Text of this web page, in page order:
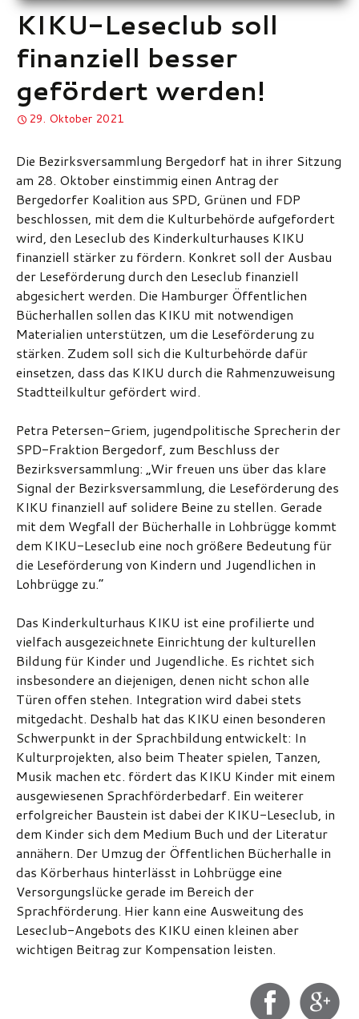
KIKU-Leseclub soll
finanziell besser
gefördert werden!
29. Oktober 2021
Die Bezirksversammlung Bergedorf hat in ihrer Sitzung
am 28. Oktober einstimmig einen Antrag der
Bergedorfer Koalition aus SPD, Grünen und FDP
beschlossen, mit dem die Kulturbehörde aufgefordert
wird, den Leseclub des Kinderkulturhauses KIKU
finanziell stärker zu fördern. Konkret soll der Ausbau
der Leseförderung durch den Leseclub finanziell
abgesichert werden. Die Hamburger Öffentlichen
Bücherhallen sollen das KIKU mit notwendigen
Materialien unterstützen, um die Leseförderung zu
stärken. Zudem soll sich die Kulturbehörde dafür
einsetzen, dass das KIKU durch die Rahmenzuweisung
Stadtteilkultur gefördert wird.
Petra Petersen-Griem, jugendpolitische Sprecherin der
SPD-Fraktion Bergedorf, zum Beschluss der
Bezirksversammlung: „Wir freuen uns über das klare
Signal der Bezirksversammlung, die Leseförderung des
KIKU finanziell auf solidere Beine zu stellen. Gerade
mit dem Wegfall der Bücherhalle in Lohbrügge kommt
dem KIKU-Leseclub eine noch größere Bedeutung für
die Leseförderung von Kindern und Jugendlichen in
Lohbrügge zu.“
Das Kinderkulturhaus KIKU ist eine profilierte und
vielfach ausgezeichnete Einrichtung der kulturellen
Bildung für Kinder und Jugendliche. Es richtet sich
insbesondere an diejenigen, denen nicht schon alle
Türen offen stehen. Integration wird dabei stets
mitgedacht. Deshalb hat das KIKU einen besonderen
Schwerpunkt in der Sprachbildung entwickelt: In
Kulturprojekten, also beim Theater spielen, Tanzen,
Musik machen etc. fördert das KIKU Kinder mit einem
ausgewiesenen Sprachförderbedarf. Ein weiterer
erfolgreicher Baustein ist dabei der KIKU-Leseclub, in
dem Kinder sich dem Medium Buch und der Literatur
annähern. Der Umzug der Öffentlichen Bücherhalle in
das Körberhaus hinterlässt in Lohbrügge eine
Versorgungslücke gerade im Bereich der
Sprachförderung. Hier kann eine Ausweitung des
Leseclub-Angebots des KIKU einen kleinen aber
wichtigen Beitrag zur Kompensation leisten.